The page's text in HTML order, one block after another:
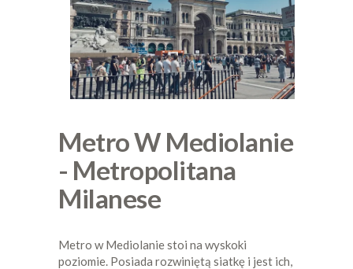
Metro W Mediolanie
- Metropolitana
Milanese
Metro w Mediolanie stoi na wyskoki
poziomie. Posiada rozwiniętą siatkę i jest ich,